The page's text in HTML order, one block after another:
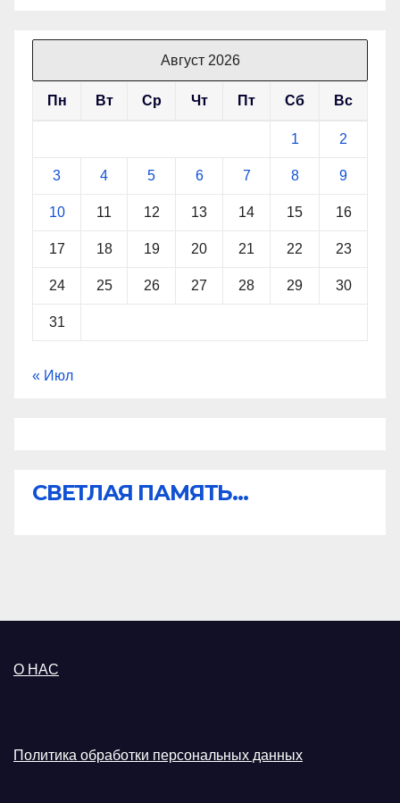
Август 2026
Пн Вт Ср Чт Пт Сб Вс
1 2
3 4 5 6 7 8 9
10 11 12 13 14 15 16
17 18 19 20 21 22 23
24 25 26 27 28 29 30
31
« Июл
СВЕТЛАЯ ПАМЯТЬ...
О НАС
Политика обработки персональных данных